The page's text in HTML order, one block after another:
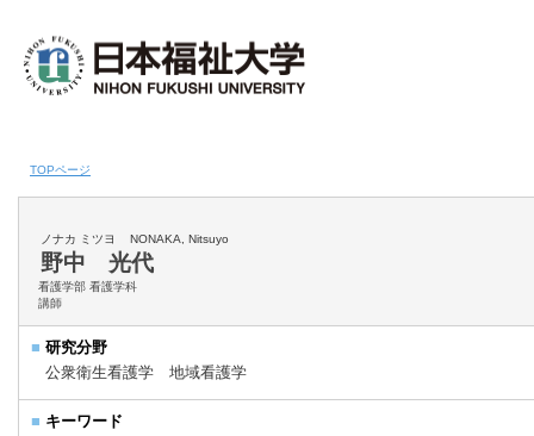
TOPページ
ノナカ ミツヨ NONAKA, Nitsuyo
野中 光代
看護学部 看護学科
講師
■ 研究分野
公衆衛生看護学 地域看護学
■ キーワード